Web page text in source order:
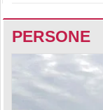
PERSONE